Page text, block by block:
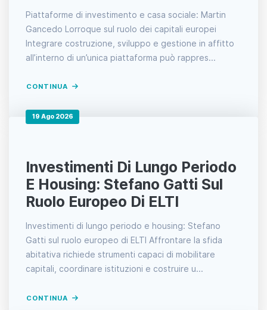
Piattaforme di investimento e casa sociale: Martin
Gancedo Lorroque sul ruolo dei capitali europei
Integrare costruzione, sviluppo e gestione in affitto
all’interno di un’unica piattaforma può rappres...
CONTINUA
19 Ago 2026
Investimenti Di Lungo Periodo
E Housing: Stefano Gatti Sul
Ruolo Europeo Di ELTI
Investimenti di lungo periodo e housing: Stefano
Gatti sul ruolo europeo di ELTI Affrontare la sfida
abitativa richiede strumenti capaci di mobilitare
capitali, coordinare istituzioni e costruire u...
CONTINUA